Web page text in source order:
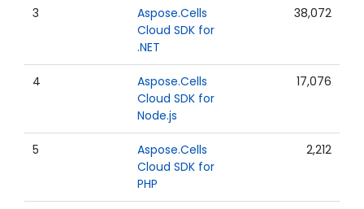
3
Aspose.Cells
Cloud SDK for
.NET
38,072
4
Aspose.Cells
Cloud SDK for
Node.js
17,076
5
Aspose.Cells
Cloud SDK for
PHP
2,212